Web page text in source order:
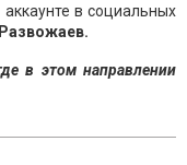
в социальных
в этом направлении